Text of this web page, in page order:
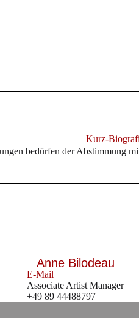
Kurz-
bedürfen der Abstimmung
Anne Bilodeau
E-Mail
Associate Artist Manager
+49 89 44488797